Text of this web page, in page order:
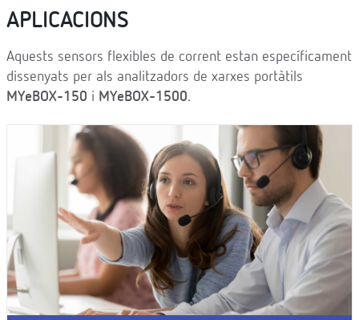
APLICACIONS
Aquests sensors flexibles de corrent estan específicament
dissenyats per als analitzadors de xarxes portàtils
MYeBOX-150 i MYeBOX-1500.